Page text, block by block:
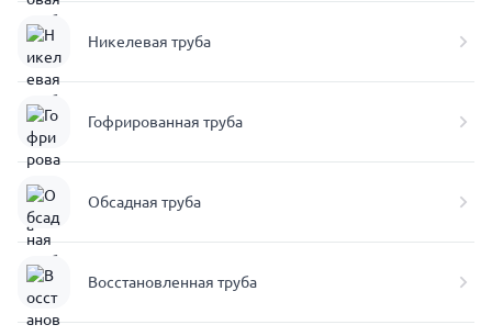
Никелевая труба
Гофрированная труба
Обсадная труба
Восстановленная труба